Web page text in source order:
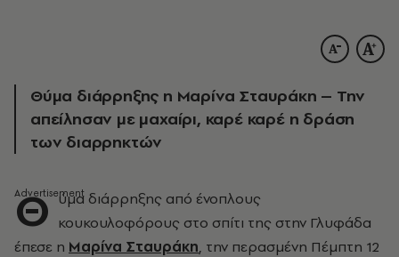
Θύμα διάρρηξης η Μαρίνα Σταυράκη – Την
απείλησαν με μαχαίρι, καρέ καρέ η δράση
των διαρρηκτών
Θ ύμα διάρρηξης από ένοπλους
κουκουλοφόρους στο σπίτι της στην Γλυφάδα
έπεσε η Μαρίνα Σταυράκη, την περασμένη Πέμπτη 12